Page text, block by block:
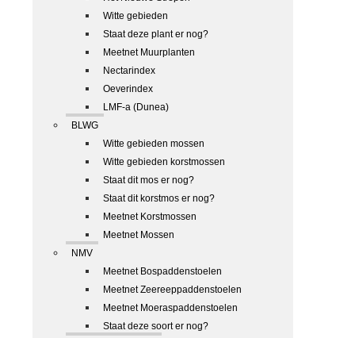
Witte gebieden
Staat deze plant er nog?
Meetnet Muurplanten
Nectarindex
Oeverindex
LMF-a (Dunea)
BLWG
Witte gebieden mossen
Witte gebieden korstmossen
Staat dit mos er nog?
Staat dit korstmos er nog?
Meetnet Korstmossen
Meetnet Mossen
NMV
Meetnet Bospaddenstoelen
Meetnet Zeereeppaddenstoelen
Meetnet Moeraspaddenstoelen
Staat deze soort er nog?